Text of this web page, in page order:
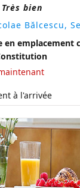
Très bien
Bălcescu,
emplacement
à l'arrivée